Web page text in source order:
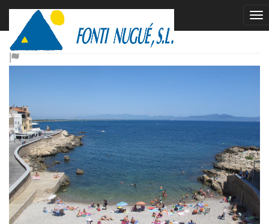
Face à la plage